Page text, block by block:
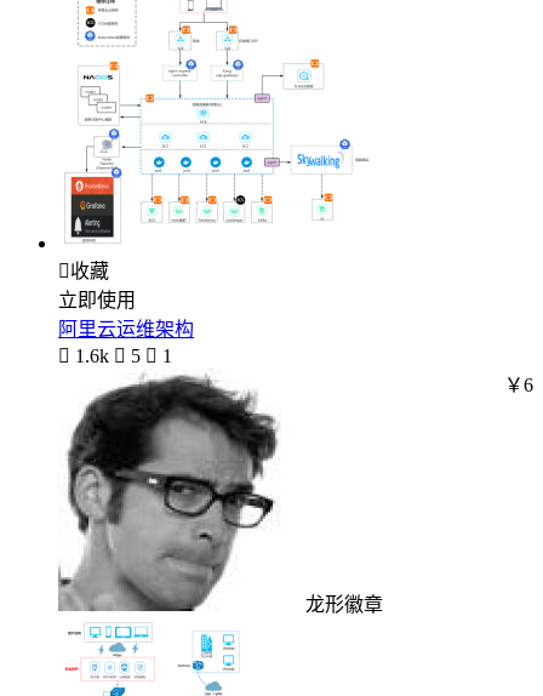
收藏
立即使用
阿里云运维架构
 1.6k  5  1
龙形徽章
￥6